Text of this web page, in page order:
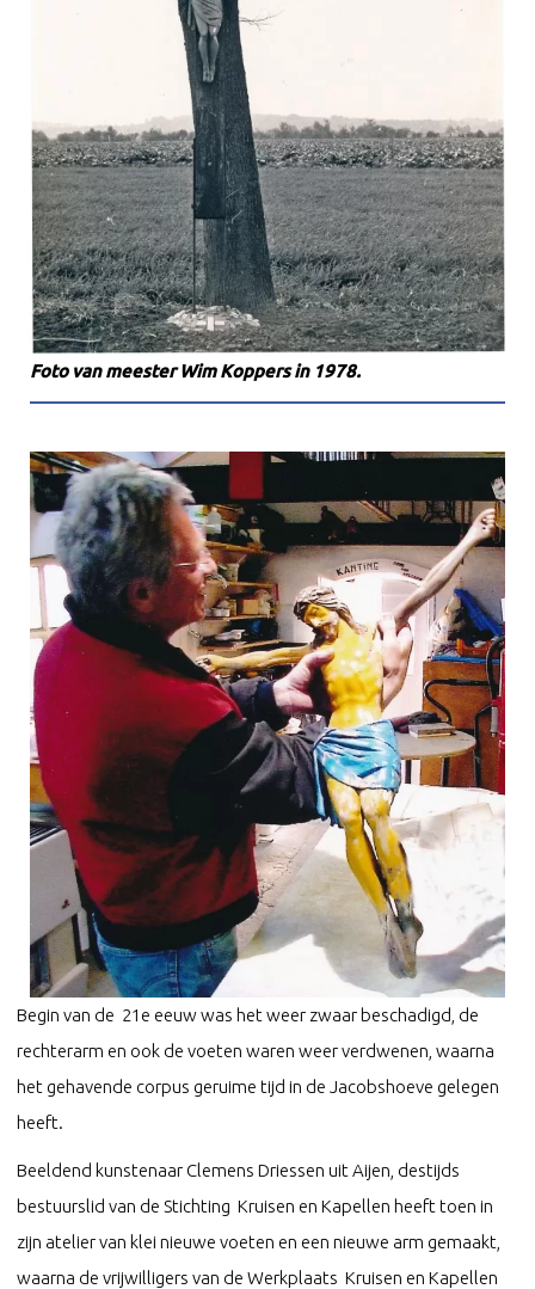
Foto van meester Wim Koppers in 1978.
Begin van de 21e eeuw was het weer zwaar beschadigd, de
rechterarm en ook de voeten waren weer verdwenen, waarna
het gehavende corpus geruime tijd in de Jacobshoeve gelegen
heeft.
Beeldend kunstenaar Clemens Driessen uit Aijen, destijds
bestuurslid van de Stichting Kruisen en Kapellen heeft toen in
zijn atelier van klei nieuwe voeten en een nieuwe arm gemaakt,
waarna de vrijwilligers van de Werkplaats Kruisen en Kapellen